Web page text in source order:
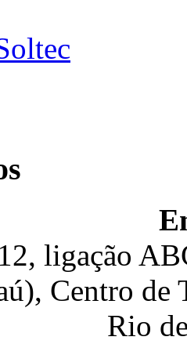
ligação
Centro de
Rio